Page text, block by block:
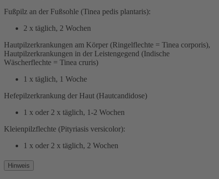
Fußpilz an der Fußsohle (Tinea pedis plantaris):
2 x täglich, 2 Wochen
Hautpilzerkrankungen am Körper (Ringelflechte = Tinea corporis),
Hautpilzerkrankungen in der Leistengegend (Indische
Wäscherflechte = Tinea cruris)
1 x täglich, 1 Woche
Hefepilzerkrankung der Haut (Hautcandidose)
1 x oder 2 x täglich, 1-2 Wochen
Kleienpilzflechte (Pityriasis versicolor):
1 x oder 2 x täglich, 2 Wochen
Hinweis